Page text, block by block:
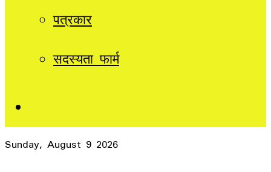
पत्रकार
सदस्यता फार्म
Sunday, August 9 2026